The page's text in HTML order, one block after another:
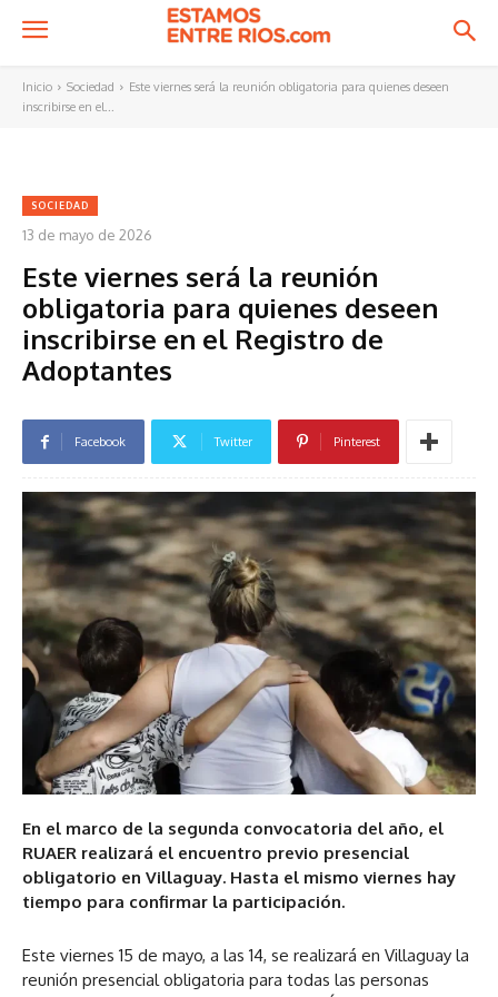
Inicio Sociedad
Este viernes será la reunión obligatoria para quienes deseen
inscribirse en el...
SOCIEDAD
13 de mayo de 2026
Este viernes será la reunión
obligatoria para quienes deseen
inscribirse en el Registro de
Adoptantes
Facebook Twitter Pinterest
En el marco de la segunda convocatoria del año, el
RUAER realizará el encuentro previo presencial
obligatorio en Villaguay. Hasta el mismo viernes hay
tiempo para confirmar la participación.
Este viernes 15 de mayo, a las 14, se realizará en Villaguay la
reunión presencial obligatoria para todas las personas